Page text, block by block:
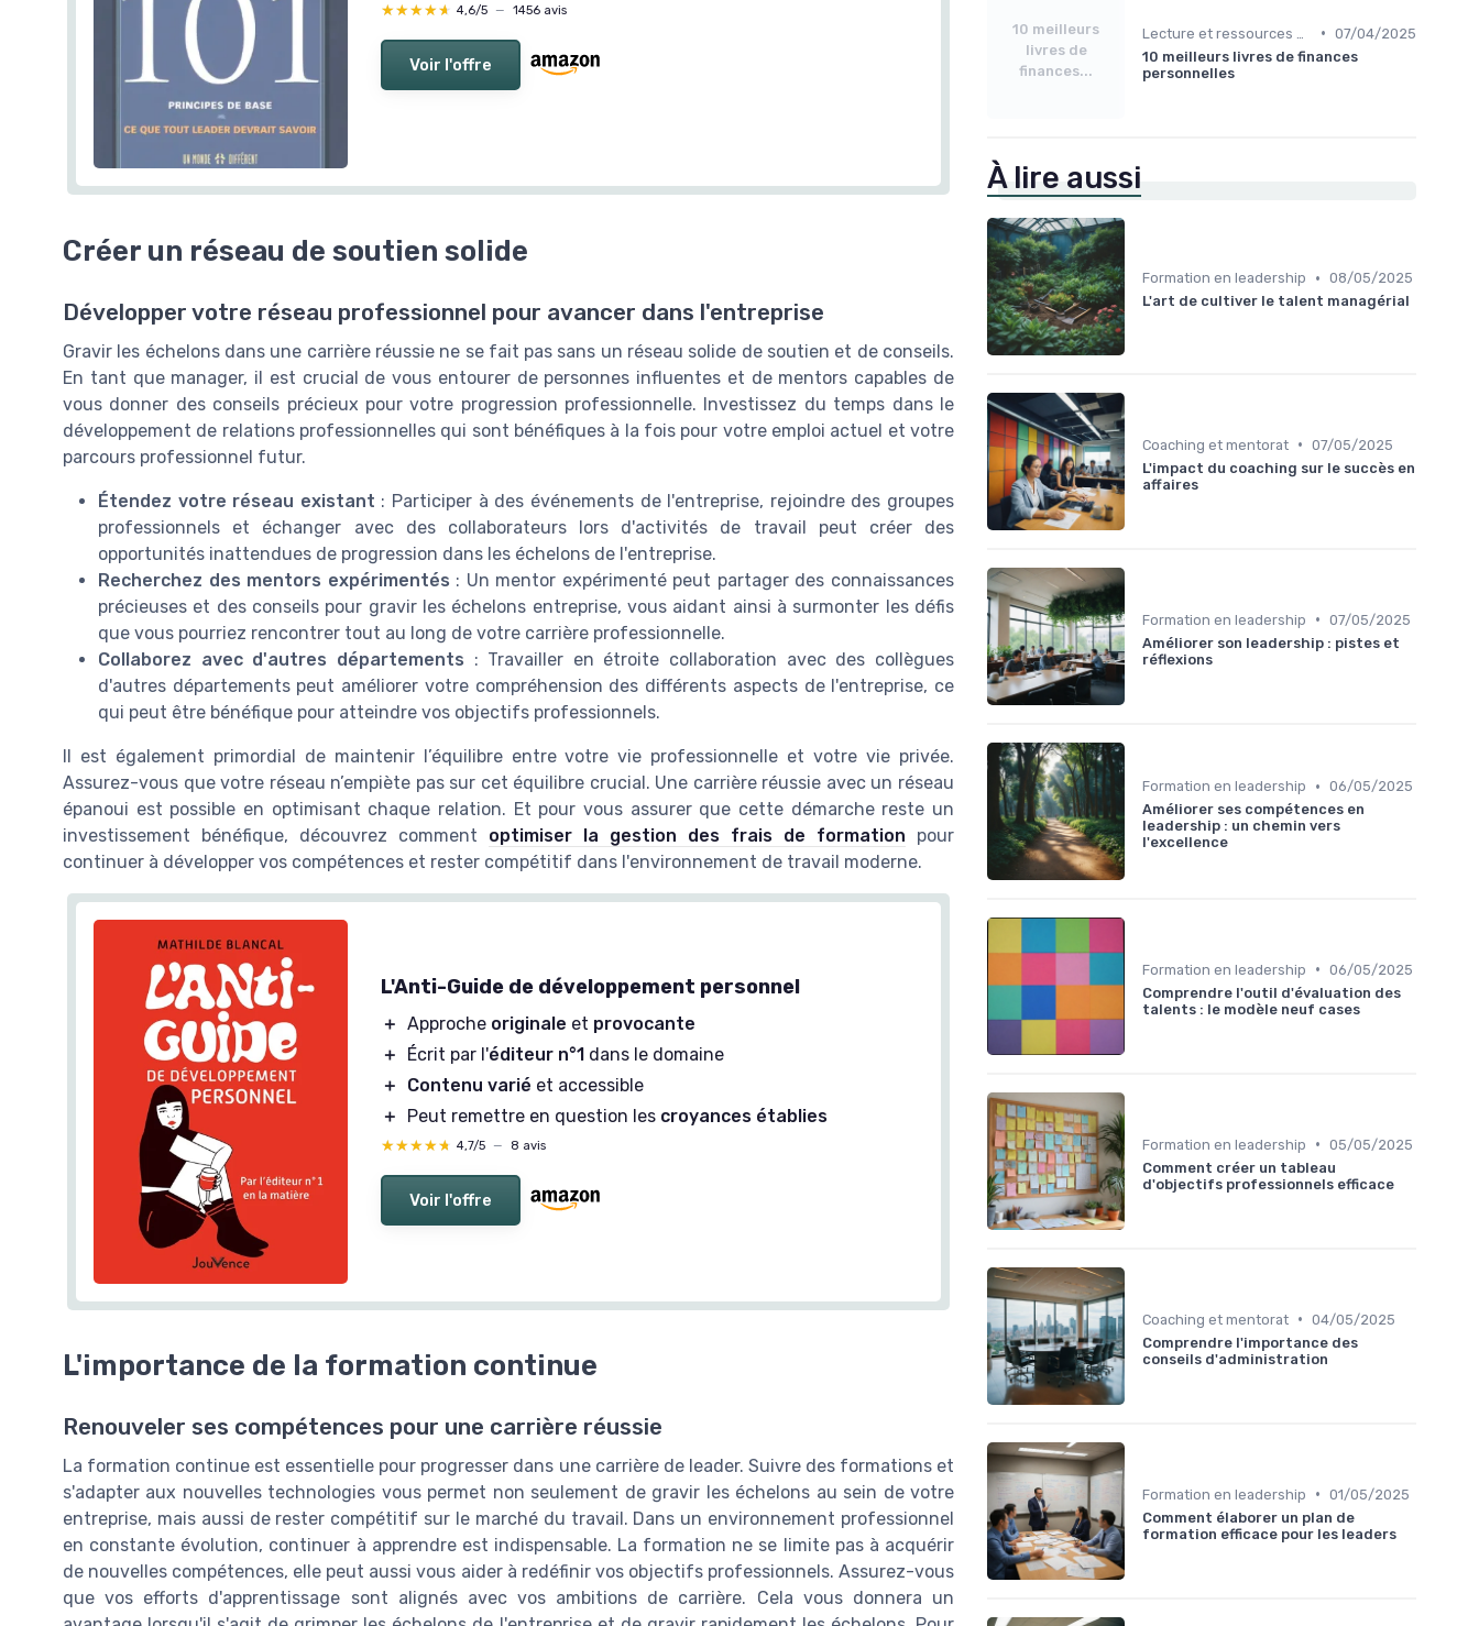
★★★★★
★★★★★ 4,6/5 — 1456 avis
Voir l'offre
Créer un réseau de soutien solide
Développer votre réseau professionnel pour avancer dans l'entreprise
Gravir les échelons dans une carrière réussie ne se fait pas sans un réseau solide de soutien et de conseils.
En tant que manager, il est crucial de vous entourer de personnes influentes et de mentors capables de
vous donner des conseils précieux pour votre progression professionnelle. Investissez du temps dans le
développement de relations professionnelles qui sont bénéfiques à la fois pour votre emploi actuel et votre
parcours professionnel futur.
Étendez votre réseau existant : Participer à des événements de l'entreprise, rejoindre des groupes
professionnels et échanger avec des collaborateurs lors d'activités de travail peut créer des
opportunités inattendues de progression dans les échelons de l'entreprise.
Recherchez des mentors expérimentés : Un mentor expérimenté peut partager des connaissances
précieuses et des conseils pour gravir les échelons entreprise, vous aidant ainsi à surmonter les défis
que vous pourriez rencontrer tout au long de votre carrière professionnelle.
Collaborez avec d'autres départements : Travailler en étroite collaboration avec des collègues
d'autres départements peut améliorer votre compréhension des différents aspects de l'entreprise, ce
qui peut être bénéfique pour atteindre vos objectifs professionnels.
Il est également primordial de maintenir l’équilibre entre votre vie professionnelle et votre vie privée.
Assurez-vous que votre réseau n’empiète pas sur cet équilibre crucial. Une carrière réussie avec un réseau
épanoui est possible en optimisant chaque relation. Et pour vous assurer que cette démarche reste un
investissement bénéfique, découvrez comment optimiser la gestion des frais de formation pour
continuer à développer vos compétences et rester compétitif dans l'environnement de travail moderne.
L'Anti-Guide de développement personnel
＋ Approche originale et provocante
＋
Écrit par l'éditeur n°1 dans le domaine
＋
Contenu varié et accessible
＋
Peut remettre en question les croyances établies
★★★★★
★★★★★ 4,7/5 — 8 avis
Voir l'offre
L'importance de la formation continue
Renouveler ses compétences pour une carrière réussie
La formation continue est essentielle pour progresser dans une carrière de leader. Suivre des formations et
s'adapter aux nouvelles technologies vous permet non seulement de gravir les échelons au sein de votre
entreprise, mais aussi de rester compétitif sur le marché du travail. Dans un environnement professionnel
en constante évolution, continuer à apprendre est indispensable. La formation ne se limite pas à acquérir
de nouvelles compétences, elle peut aussi vous aider à redéfinir vos objectifs professionnels. Assurez-vous
que vos efforts d'apprentissage sont alignés avec vos ambitions de carrière. Cela vous donnera un
10 meilleurs
livres de
finances...
• 07/04/2025
10 meilleurs livres de finances
personnelles
À lire aussi
Formation en leadership • 08/05/2025
L'art de cultiver le talent managérial
Coaching et mentorat • 07/05/2025
L'impact du coaching sur le succès en
affaires
Formation en leadership • 07/05/2025
Améliorer son leadership : pistes et
réflexions
Formation en leadership • 06/05/2025
Améliorer ses compétences en
leadership : un chemin vers
l'excellence
Formation en leadership • 06/05/2025
Comprendre l'outil d'évaluation des
talents : le modèle neuf cases
Formation en leadership • 05/05/2025
Comment créer un tableau
d'objectifs professionnels efficace
Coaching et mentorat • 04/05/2025
Comprendre l'importance des
conseils d'administration
Formation en leadership • 01/05/2025
Comment élaborer un plan de
formation efficace pour les leaders